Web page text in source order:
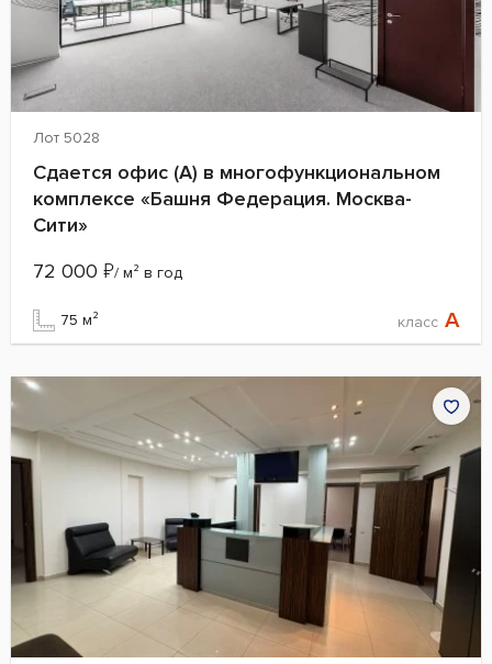
Лот 5028
Сдается офис (А) в многофункциональном
комплексе «Башня Федерация. Москва-
Сити»
72 000 ₽/ м² в год
75 м² класс A